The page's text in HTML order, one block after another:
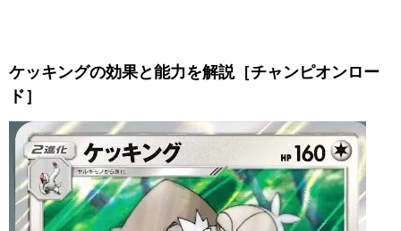
ケッキングの効果と能力を解説［チャンピオンロー
ド］